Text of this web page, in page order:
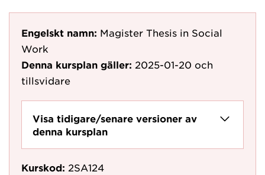
Engelskt namn: Magister Thesis in Social
Work
Denna kursplan gäller: 2025-01-20 och
tillsvidare
Visa tidigare/senare versioner av
denna kursplan
Kurskod: 2SA124